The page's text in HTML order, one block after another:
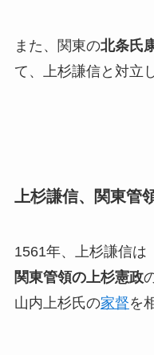
また、関東の北条氏
て、上杉謙信と対立
上杉謙信、関東管
1561年、上杉謙信は
関東管領の上杉憲政
山内上杉氏の家督を